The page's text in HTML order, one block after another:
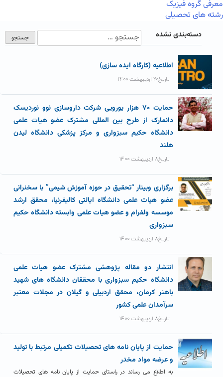
معرفی گروه فیزیک
رشته های تحصیلی
دسته‌بندی نشده
اطلاعیه (کارگاه ایده سازی)
تاریخ۲۰ اردیبهشت ۱۴۰۰
حمایت ۷۰ هزار یورویی شرکت داروسازی نوو نوردیسک
دانمارک از طرح بین المللی مشترک عضو هیات علمی
دانشگاه حکیم سبزواری و مرکز پزشکی دانشگاه لیدن
هلند
تاریخ۸ اردیبهشت ۱۴۰۰
برگزاری وبینار “تحقیق در حوزه آموزش شیمی” با سخنرانی
عضو هیات علمی دانشگاه ایالتی کالیفرنیا، محقق ارشد
موسسه ولفرام و عضو هیات علمی وابسته دانشگاه حکیم
سبزواری
تاریخ۸ اردیبهشت ۱۴۰۰
انتشار دو مقاله پژوهشی مشترک عضو هیات علمی
دانشگاه حکیم سبزواری با محققان دانشگاه های شهید
باهنر کرمان، محقق اردبیلی و گیلان در مجلات معتبر
سرآمدان علمی کشور
تاریخ۸ اردیبهشت ۱۴۰۰
حمایت از پایان نامه های تحصیلات تکمیلی مرتبط با تولید
و عرضه مواد مخدر
به اطلاع می رساند در راستای حمایت از پایان نامه های تحصیلات